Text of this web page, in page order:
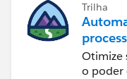
Trilha
com o
Otimize
o poder